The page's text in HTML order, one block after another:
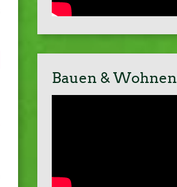
Bauen & Wohnen